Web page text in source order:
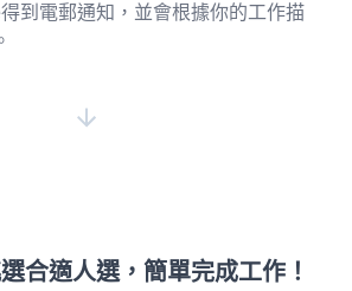
到電郵通知，並會根據你的工作描
合適人選，簡單完成工作！